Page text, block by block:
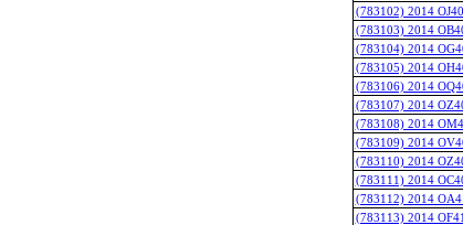
(783102) 2014
(783103) 2014
(783104) 2014
(783105) 2014
(783106) 2014
(783107) 2014
(783108) 2014
(783109) 2014
(783110) 2014
(783111) 2014
(783112) 2014
(783113) 2014